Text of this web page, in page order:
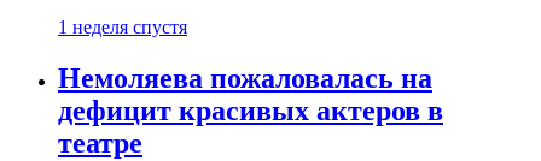
1 неделя спустя
Немоляева пожаловалась на
дефицит красивых актеров в
театре